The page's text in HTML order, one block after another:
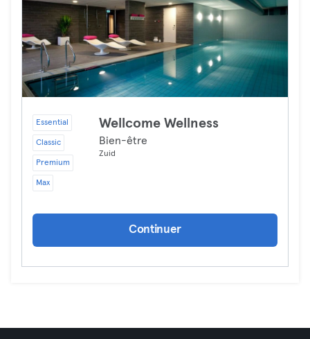
Essential
Classic
Premium
Max
Wellcome Wellness
Bien-être
Zuid
Continuer